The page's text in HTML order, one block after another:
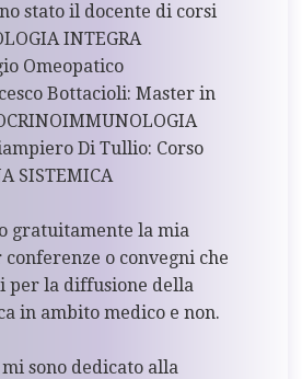
stato il docente di corsi
INTEGRA
Omeopatico
Bottacioli: Master in
Di Tullio: Corso
SISTEMICA
gratuitamente la mia
o convegni che
per la diffusione della
in ambito medico e non.
sono dedicato alla